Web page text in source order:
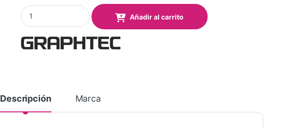
Tira de teflón Cutting Matt para Series FC51/FC7000/FC8000/FC8600 (Medidas:
Añadir al carrito
Descripción Marca